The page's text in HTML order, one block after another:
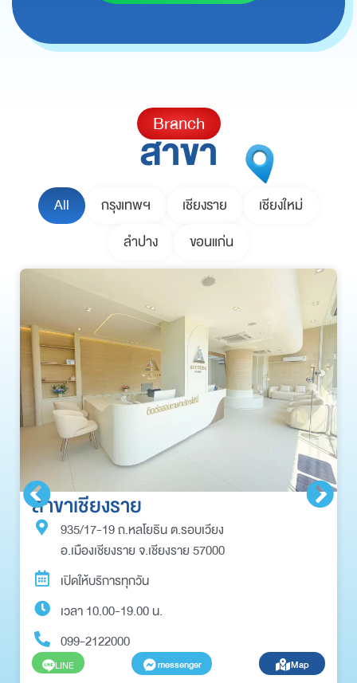
Branch
สาขา
All กรุงเทพฯ เชียงราย
เชียงใหม่
ลำปาง
ขอนแก่น
สาขาเชียงราย
935/17-19 ถ.หลโยธิน ต.รอบเวียง
อ.เมืองเชียงราย จ.เชียงราย 57000
เปิดให้บริการทุกวัน
เวลา 10.00-19.00 น.
099-2122000
LINE messenger Map